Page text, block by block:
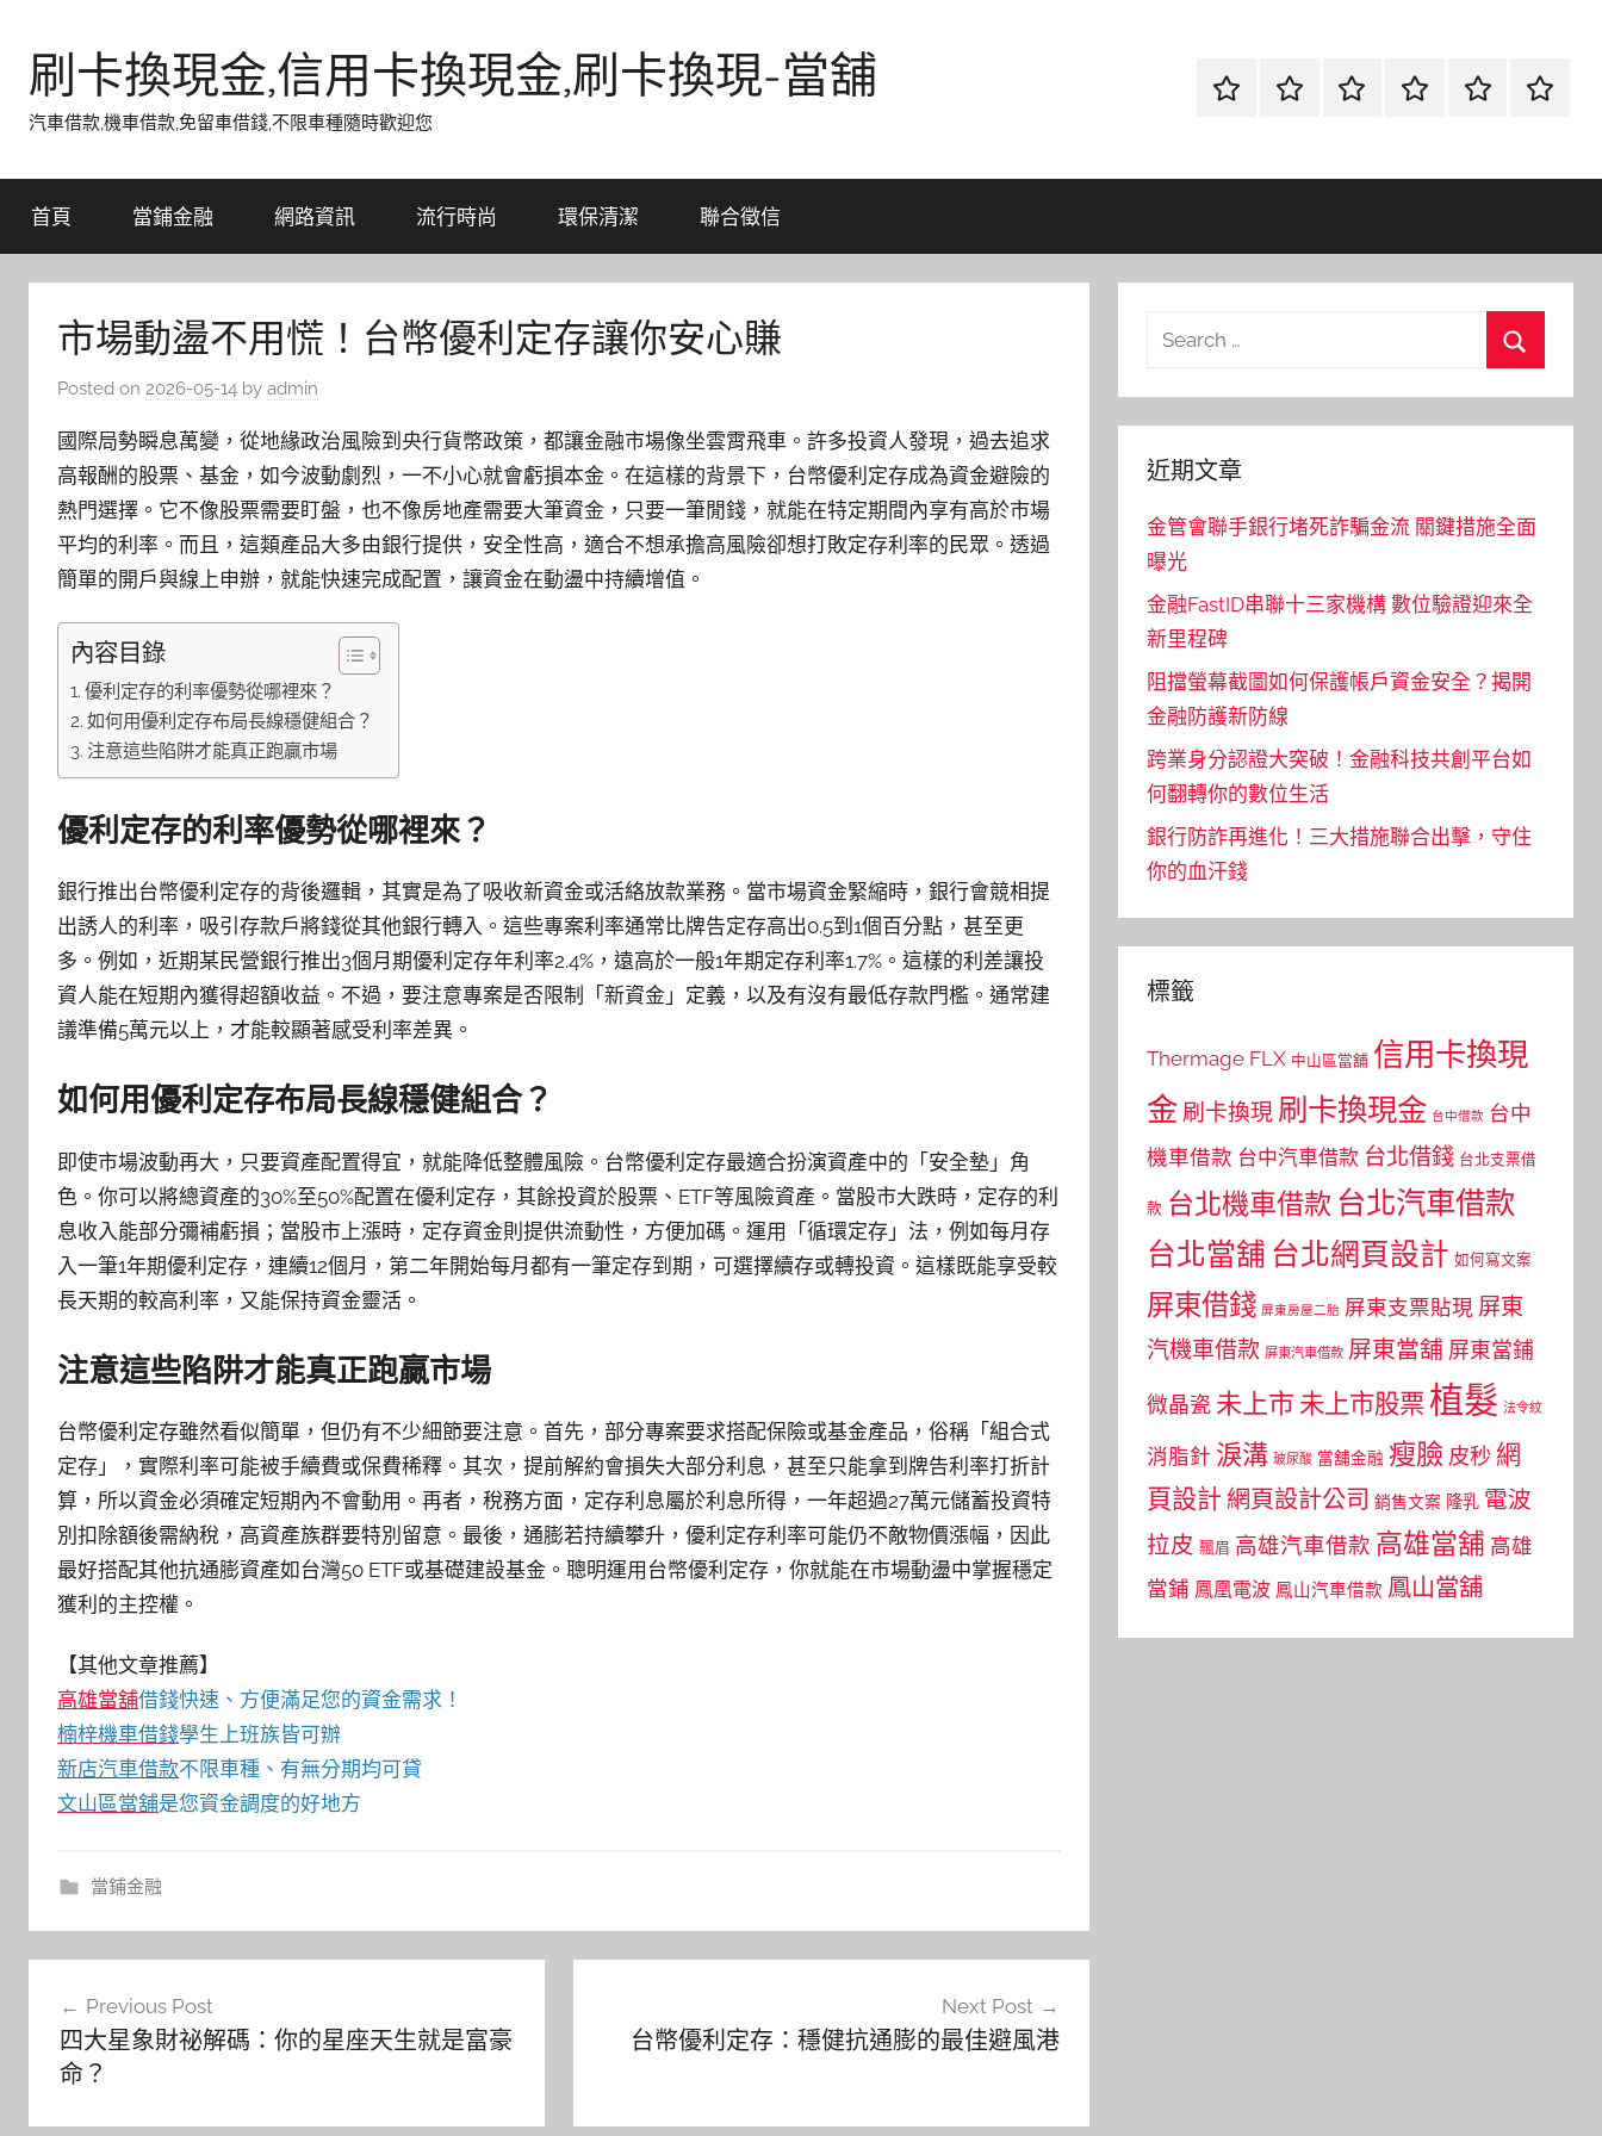
content刷卡換現金,信用卡換現金,刷卡換現-當舖
汽車借款,機車借款,免留車借錢,不限車種隨時歡迎您
首
當
網
流
環
聯
首頁 當鋪金融 網路資訊 流行時尚 環保清潔 聯合徵信
市場動盪不用慌！台幣優利定存讓你安心賺
Posted on 2026-05-14 by admin
國際局勢瞬息萬變，從地緣政治風險到央行貨幣政策，都讓金融市場像坐雲霄飛車。許多投資人發現，過去追求
高報酬的股票、基金，如今波動劇烈，一不小心就會虧損本金。在這樣的背景下，台幣優利定存成為資金避險的
熱門選擇。它不像股票需要盯盤，也不像房地產需要大筆資金，只要一筆閒錢，就能在特定期間內享有高於市場
平均的利率。而且，這類產品大多由銀行提供，安全性高，適合不想承擔高風險卻想打敗定存利率的民眾。透過
簡單的開戶與線上申辦，就能快速完成配置，讓資金在動盪中持續增值。
內容目錄
優利定存的利率優勢從哪裡來？
如何用優利定存布局長線穩健組合？
注意這些陷阱才能真正跑贏市場
優利定存的利率優勢從哪裡來？
銀行推出台幣優利定存的背後邏輯，其實是為了吸收新資金或活絡放款業務。當市場資金緊縮時，銀行會競相提
出誘人的利率，吸引存款戶將錢從其他銀行轉入。這些專案利率通常比牌告定存高出0.5到1個百分點，甚至更
多。例如，近期某民營銀行推出3個月期優利定存年利率2.4%，遠高於一般1年期定存利率1.7%。這樣的利差讓投
資人能在短期內獲得超額收益。不過，要注意專案是否限制「新資金」定義，以及有沒有最低存款門檻。通常建
議準備5萬元以上，才能較顯著感受利率差異。
如何用優利定存布局長線穩健組合？
即使市場波動再大，只要資產配置得宜，就能降低整體風險。台幣優利定存最適合扮演資產中的「安全墊」角
色。你可以將總資產的30%至50%配置在優利定存，其餘投資於股票、ETF等風險資產。當股市大跌時，定存的利
息收入能部分彌補虧損；當股市上漲時，定存資金則提供流動性，方便加碼。運用「循環定存」法，例如每月存
入一筆1年期優利定存，連續12個月，第二年開始每月都有一筆定存到期，可選擇續存或轉投資。這樣既能享受較
長天期的較高利率，又能保持資金靈活。
注意這些陷阱才能真正跑贏市場
台幣優利定存雖然看似簡單，但仍有不少細節要注意。首先，部分專案要求搭配保險或基金產品，俗稱「組合式
定存」，實際利率可能被手續費或保費稀釋。其次，提前解約會損失大部分利息，甚至只能拿到牌告利率打折計
算，所以資金必須確定短期內不會動用。再者，稅務方面，定存利息屬於利息所得，一年超過27萬元儲蓄投資特
別扣除額後需納稅，高資產族群要特別留意。最後，通膨若持續攀升，優利定存利率可能仍不敵物價漲幅，因此
最好搭配其他抗通膨資產如台灣50 ETF或基礎建設基金。聰明運用台幣優利定存，你就能在市場動盪中掌握穩定
獲利的主控權。
【其他文章推薦】
高雄當舖借錢快速、方便滿足您的資金需求！
楠梓機車借錢學生上班族皆可辦
新店汽車借款不限車種、有無分期均可貸
文山區當舖是您資金調度的好地方
當鋪金融
Previous Post
四大星象財祕解碼：你的星座天生就是富豪
命？
Next Post
台幣優利定存：穩健抗通膨的最佳避風港
Search
近期文章
金管會聯手銀行堵死詐騙金流 關鍵措施全面
曝光
金融FastID串聯十三家機構 數位驗證迎來全
新里程碑
阻擋螢幕截圖如何保護帳戶資金安全？揭開
金融防護新防線
跨業身分認證大突破！金融科技共創平台如
何翻轉你的數位生活
銀行防詐再進化！三大措施聯合出擊，守住
你的血汗錢
標籤
Thermage FLX 中山區當舖 信用卡換現
金 刷卡換現 刷卡換現金 台中借款 台中
機車借款 台中汽車借款 台北借錢 台北支票借
款 台北機車借款 台北汽車借款
台北當舖 台北網頁設計 如何寫文案
屏東借錢 屏東房屋二胎 屏東支票貼現 屏東
汽機車借款 屏東汽車借款 屏東當舖 屏東當鋪
微晶瓷 未上市 未上市股票植髮 法令紋
消脂針 淚溝 玻尿酸 當舖金融 瘦臉 皮秒 網
頁設計 網頁設計公司 銷售文案 隆乳 電波
拉皮 飄眉 高雄汽車借款 高雄當舖 高雄
當鋪 鳳凰電波 鳳山汽車借款 鳳山當舖